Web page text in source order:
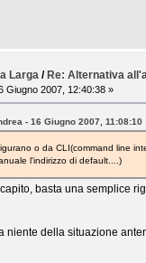
Larga /Re: Alternativa
Giugno 2007, 12:40:38 »
- 16 Giugno 2007, 11:08:10
o da CLI(command line
l'indirizzo di default....)
basta una semplice
niente della situazione